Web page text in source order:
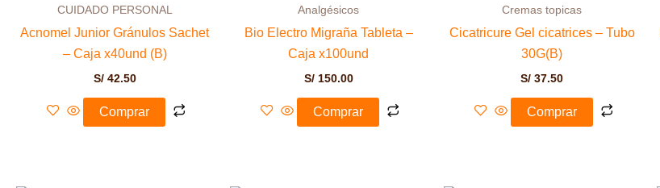
CUIDADO PERSONAL
Acnomel Junior Gránulos Sachet
– Caja x40und (B)
S/42.50
Comprar
Analgésicos
Bio Electro Migraña Tableta –
Caja x100und
S/150.00
Comprar
Cremas topicas
Cicatricure Gel cicatrices – Tubo
30G(B)
S/ 37.50
Comprar